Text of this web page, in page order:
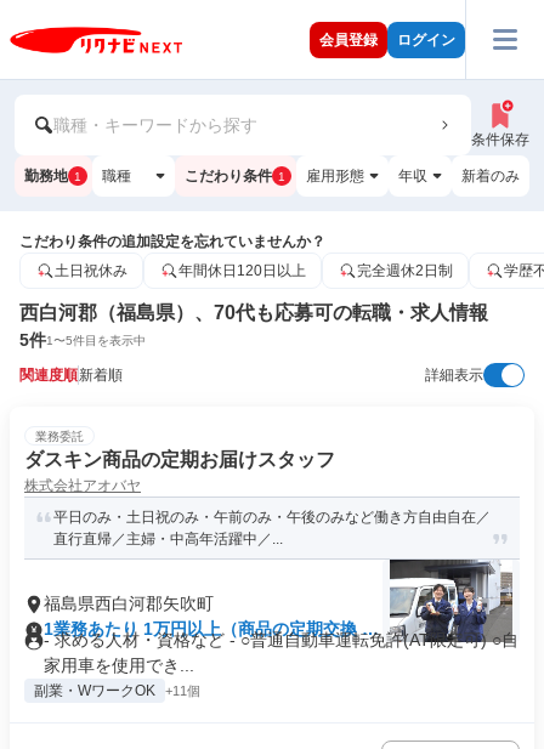
会員登録 ログイン
職種・キーワードから探す
条件保存
勤務地 1 職種 こだわり条件 1 雇用形態 年収 新着のみ
こだわり条件の追加設定を忘れていませんか？
土日祝休み
年間休日120日以上 完全週休2日制 学歴
西白河郡（福島県）、70代も応募可の転職・求人情報
5件1〜5件目を表示中
関連度順新着順 詳細表示
業務委託
ダスキン商品の定期お届けスタッフ
株式会社アオバヤ
平日のみ・土日祝のみ・午前のみ・午後のみなど働き方自由自在／
直行直帰／主婦・中高年活躍中／...
福島県西白河郡矢吹町
1業務あたり 1万円以上（商品の定期交換 -1
分）
- 求める人材・資格など - ○普通自動車運転免許(AT限定可) ○自
家用車を使用でき...
副業・WワークOK +11個